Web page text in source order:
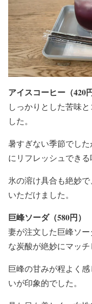
アイスコーヒー（420
しっかりとした苦味
した。
暑すぎない季節でし
にリフレッシュできる
氷の溶け具合も絶妙
いただけました。
巨峰ソーダ（580円）
妻が注文した巨峰ソ
な炭酸が絶妙にマッチ
巨峰の甘みが程よく
いが印象的でした。